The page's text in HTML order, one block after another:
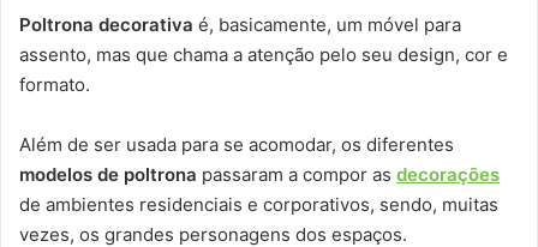
Poltrona decorativa é, basicamente, um móvel para
assento, mas que chama a atenção pelo seu design, cor e
formato.
Além de ser usada para se acomodar, os diferentes
modelos de poltrona passaram a compor as decorações
de ambientes residenciais e corporativos, sendo, muitas
vezes, os grandes personagens dos espaços.